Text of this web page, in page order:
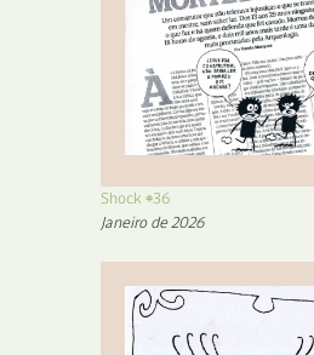
Shock #36
Janeiro de 2026